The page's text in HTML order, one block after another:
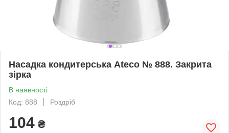
Насадка кондитерська Ateco № 888. Закрита
зірка
В наявності
Код: 888
Роздріб
104 ₴